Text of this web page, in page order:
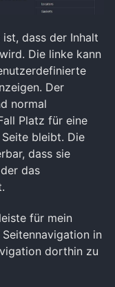
dass der Inhalt
Die linke kann
Der
normal
Platz für eine
bleibt. Die
dass sie
das
für mein
in
dorthin zu